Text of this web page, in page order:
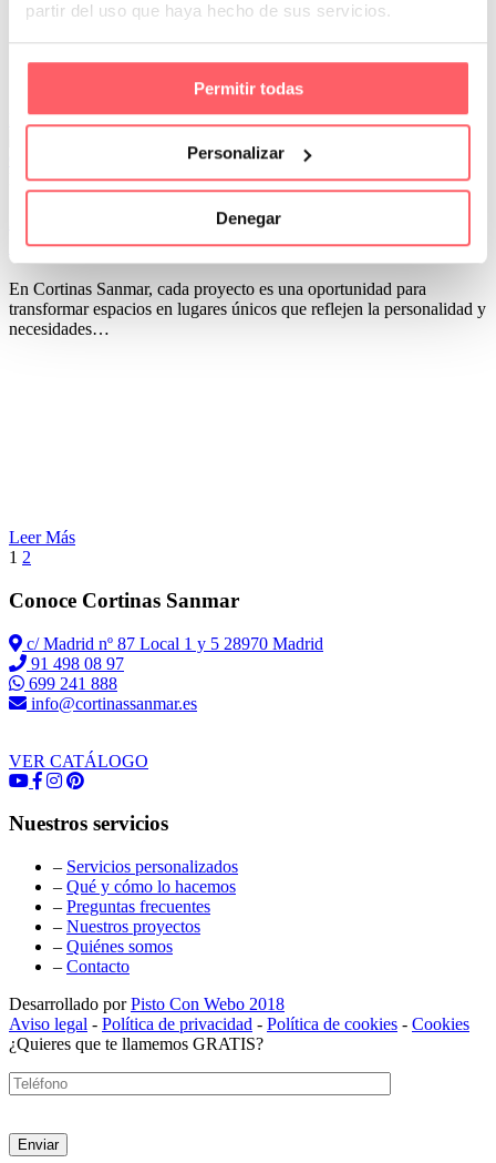
partir del uso que haya hecho de sus servicios.
Permitir todas
Personalizar
Denegar
Leer Más
Por San Mar Novedades Sanmar
Los mejores proyectos 2024 en Cortinas
Sanmar
En Cortinas Sanmar, cada proyecto es una oportunidad para
transformar espacios en lugares únicos que reflejen la personalidad y
necesidades…
Leer Más
1 2
Conoce Cortinas Sanmar
c/ Madrid nº 87 Local 1 y 5 28970 Madrid
91 498 08 97
699 241 888
info@cortinassanmar.es
VER CATÁLOGO
Nuestros servicios
– Servicios personalizados
– Qué y cómo lo hacemos
– Preguntas frecuentes
– Nuestros proyectos
– Quiénes somos
– Contacto
Desarrollado porPisto Con Webo 2018
Aviso legal - Política de privacidad - Política de cookies - Cookies
¿Quieres que te llamemos GRATIS?